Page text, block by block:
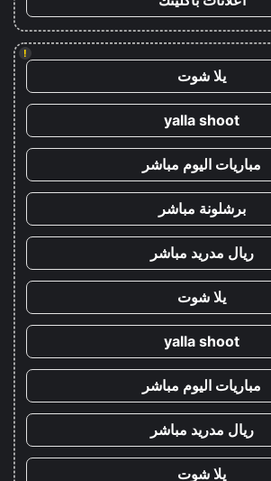
!
يلا شوت
yalla shoot
مباريات اليوم مباشر
برشلونة مباشر
ريال مدريد مباشر
يلا شوت
yalla shoot
مباريات اليوم مباشر
ريال مدريد مباشر
يلا شوت